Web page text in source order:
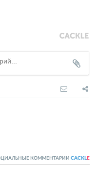
КОММЕНТАРИИ CACKL E